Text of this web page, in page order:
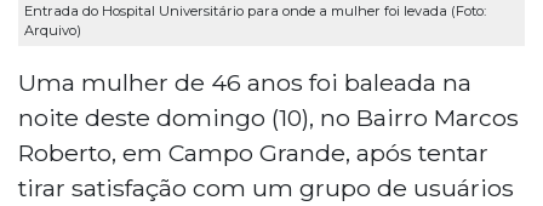
Entrada do Hospital Universitário para onde a mulher foi levada (Foto:
Arquivo)
Uma mulher de 46 anos foi baleada na
noite deste domingo (10), no Bairro Marcos
Roberto, em Campo Grande, após tentar
tirar satisfação com um grupo de usuários